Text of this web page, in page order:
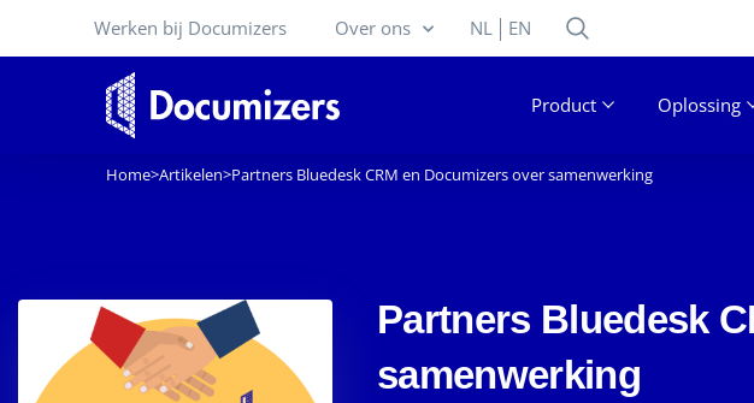
Werken bij Documizers Over ons NL EN
Product Oplossing
Home>Artikelen>Partners Bluedesk CRM en Documizers over samenwerking
Partners Bluedesk
samenwerking